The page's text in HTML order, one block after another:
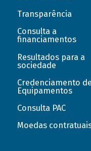
Transparência
Consulta a
financiamentos
Resultados para a
sociedade
Credenciamento de
Equipamentos
Consulta PAC
Moedas